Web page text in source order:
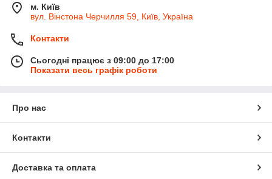
м. Київ
вул. Вінстона Черчилля 59, Київ, Україна
Контакти
Сьогодні працює з 09:00 до 17:00
Показати весь графік роботи
Про нас
Контакти
Доставка та оплата